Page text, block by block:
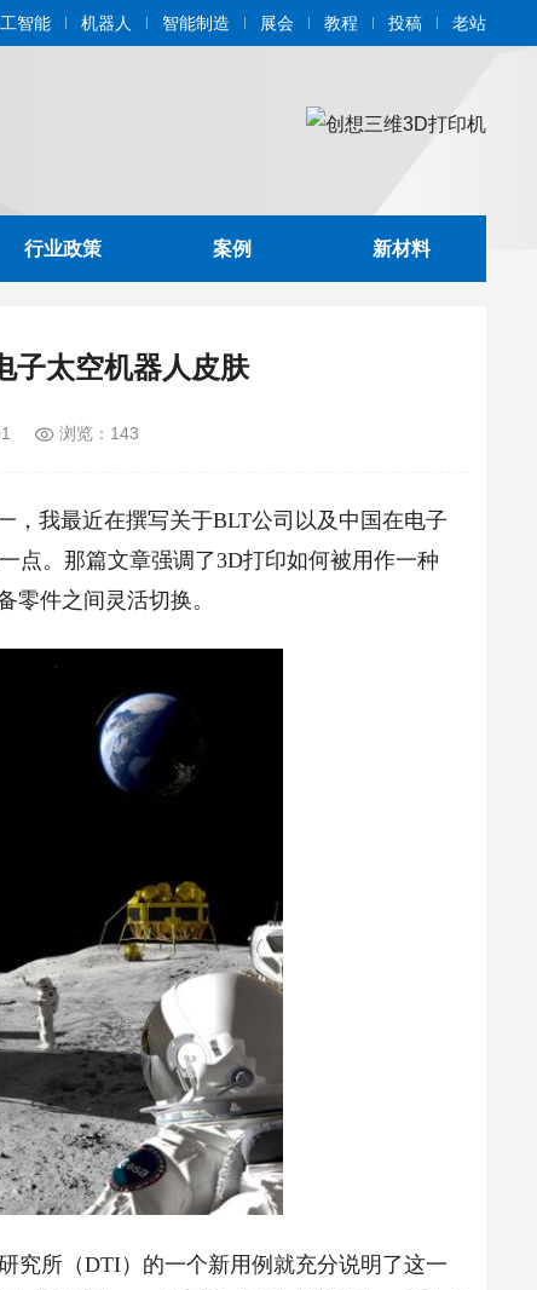
智能 机器人 智能制造 展会 教程 投稿 老站
行业政策 案例 新材料
子太空机器人皮肤
浏览：143
我最近在撰写关于BLT公司以及中国在电子
点。那篇文章强调了3D打印如何被用作一种
零件之间灵活切换。
所（DTI）的一个新用例就充分说明了这一